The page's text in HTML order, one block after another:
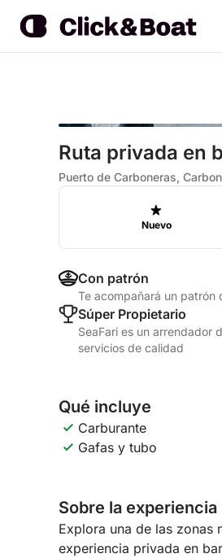
Ruta privada en
Puerto de Carboneras,
Nuevo
Con patrón
Te acompañará un patrón
Súper Propietario
SeaFari es un arrendador
servicios de calidad
Qué incluye
Carburante
Gafas y tubo
Sobre la experiencia
Explora una de las zonas
experiencia privada en